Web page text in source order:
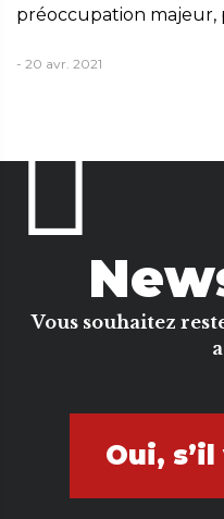
préoccupation majeur,
- 20 avr. 2021
Vous souhaitez
Oui,